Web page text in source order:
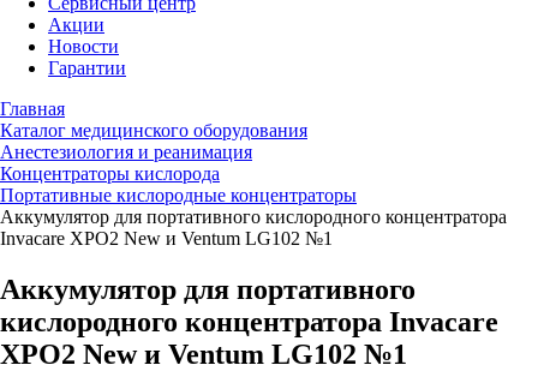
Акции
Новости
Гарантии
Главная
Каталог медицинского оборудования
Анестезиология и реанимация
Концентраторы кислорода
Портативные кислородные концентраторы
Аккумулятор для портативного кислородного концентратора
Invacare XPO2 New и Ventum LG102 №1
Аккумулятор для портативного
кислородного концентратора Invacare
XPO2 New и Ventum LG102 №1